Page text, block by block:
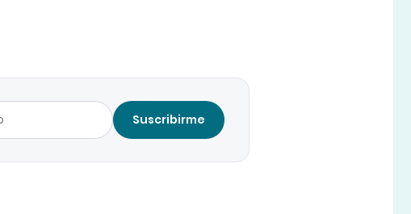
Suscribirme